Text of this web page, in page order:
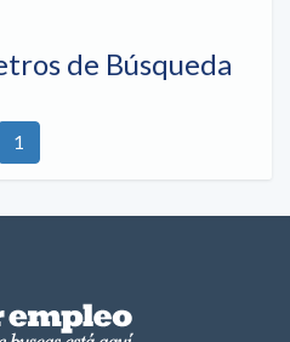
de Búsqueda
1